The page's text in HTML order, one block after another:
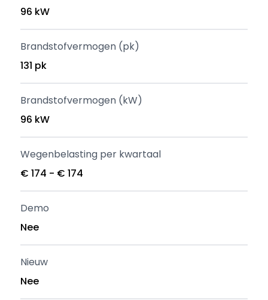
96 kW
Brandstofvermogen (pk)
131 pk
Brandstofvermogen (kW)
96 kW
Wegenbelasting per kwartaal
€ 174 - € 174
Demo
Nee
Nieuw
Nee